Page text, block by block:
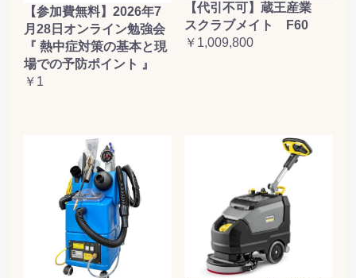
【参加費無料】2026年7
月28日オンライン勉強会
『 熱中症対策の基本と現
場での予防ポイント 』
￥1
【代引不可】蔵王産業
スクラブメイト F60
￥1,009,800